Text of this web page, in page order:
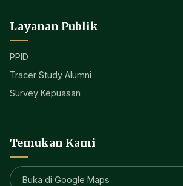
Layanan Publik
PPID
Tracer Study Alumni
Survey Kepuasan
Temukan Kami
Buka di Google Maps